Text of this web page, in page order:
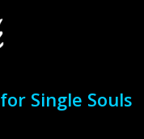
Single Souls